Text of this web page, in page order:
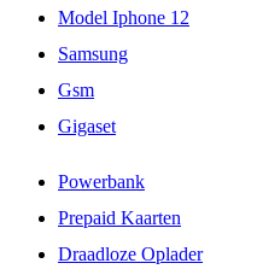
Model Iphone 12
Samsung
Gsm
Gigaset
Powerbank
Prepaid Kaarten
Draadloze Oplader